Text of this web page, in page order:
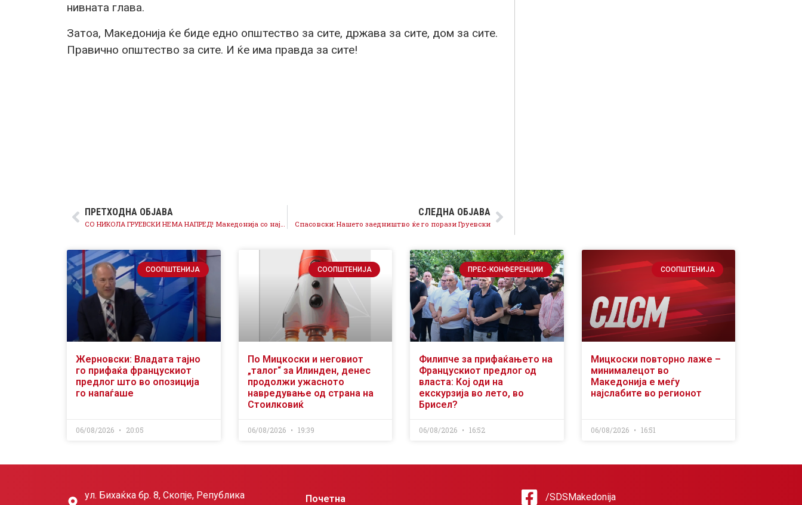
нивната глава.
Затоа, Македонија ќе биде едно општество за сите, држава за сите, дом за сите.
Правично општество за сите. И ќе има правда за сите!
ПРЕТХОДНА ОБЈАВА СЛЕДНА ОБЈАВА
Спасовски: Нашето заедништво ќе го порази Груевски
СООПШТЕНИЈА
Жерновски: Владата тајно
го прифаќа францускиот
предлог што во опозиција
го напаѓаше
06/08/2026 20:05
СООПШТЕНИЈА
По Мицкоски и неговиот
„талог“ за Илинден, денес
продолжи ужасното
навредување од страна на
Стоилковиќ
06/08/2026 19:39
ПРЕС-КОНФЕРЕНЦИИ
Филипче за прифаќањето на
Францускиот предлог од
власта: Кој оди на
екскурзија во лето, во
Брисел?
06/08/2026 16:52
СООПШТЕНИЈА
Мицкоски повторно лаже –
минималецот во
Македонија е меѓу
најслабите во регионот
06/08/2026 16:51
ул. Бихаќка бр. 8, Скопје, Република
Почетна /SDSMakedonija